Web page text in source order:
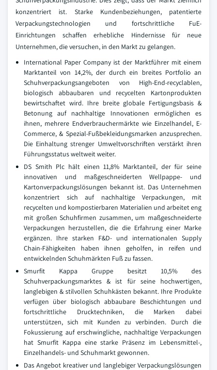
konzentriert ist. Starke Kundenbeziehungen, patentierte
Verpackungstechnologien und fortschrittliche FuE-
Einrichtungen schaffen erhebliche Hindernisse für neue
Unternehmen, die versuchen, in den Markt zu gelangen.
International Paper Company ist der Marktführer mit einem
Marktanteil von 14,2%, der durch ein breites Portfolio an
Schuhverpackungsangeboten von High-End-recyclablen,
biologisch abbaubaren und recycelten Kartonprodukten
bewirtschaftet wird. Ihre breite globale Fertigungsbasis &
Betonung auf nachhaltige Innovationen ermöglichen es
ihnen, mehrere Endverbrauchermärkte wie Einzelhandel, E-
Commerce, & Spezial-Fußbekleidungsmarken anzusprechen.
Die Einhaltung strenger Umweltvorschriften verstärkt ihren
Führungsstatus weltweit weiter.
DS Smith Plc hält einen 11,8% Marktanteil, der für seine
innovativen und maßgeschneiderten Wellpappe- und
Kartonverpackungslösungen bekannt ist. Das Unternehmen
konzentriert sich auf nachhaltige Verpackungen, mit
recycelten und kompostierbaren Materialien und arbeitet eng
mit großen Schuhfirmen zusammen, um maßgeschneiderte
Verpackungen herzustellen, die die Erfahrung einer Marke
ergänzen. Ihre starken F&D- und internationalen Supply
Chain-Fähigkeiten haben ihnen geholfen, in reifen und
entwickelnden Schuhmärkten Fuß zu fassen.
Smurfit Kappa Gruppe besitzt 10,5% des
Schuhverpackungsmarktes & ist für seine hochwertigen,
langlebigen & stilvollen Schuhkästen bekannt. Ihre Produkte
verfügen über biologisch abbaubare Beschichtungen und
fortschrittliche Drucktechniken, die Marken dabei
unterstützen, sich mit Kunden zu verbinden. Durch die
Fokussierung auf erschwingliche, nachhaltige Verpackungen
hat Smurfit Kappa eine starke Präsenz im Lebensmittel-,
Einzelhandels- und Schuhmarkt gewonnen.
Das Angebot kreativer und langlebiger Verpackungslösungen